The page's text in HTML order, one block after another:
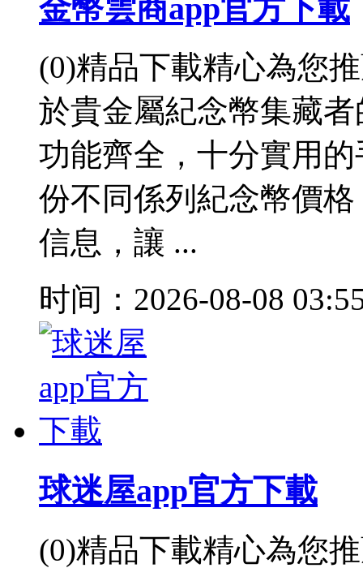
金幣雲商app官方下載
(0)精品下載精心為您
於貴金屬紀念幣集藏
功能齊全，十分實用
份不同係列紀念幣價
信息，讓 ...
时间：2026-08-08
球迷屋app官方下載
(0)精品下載精心為您